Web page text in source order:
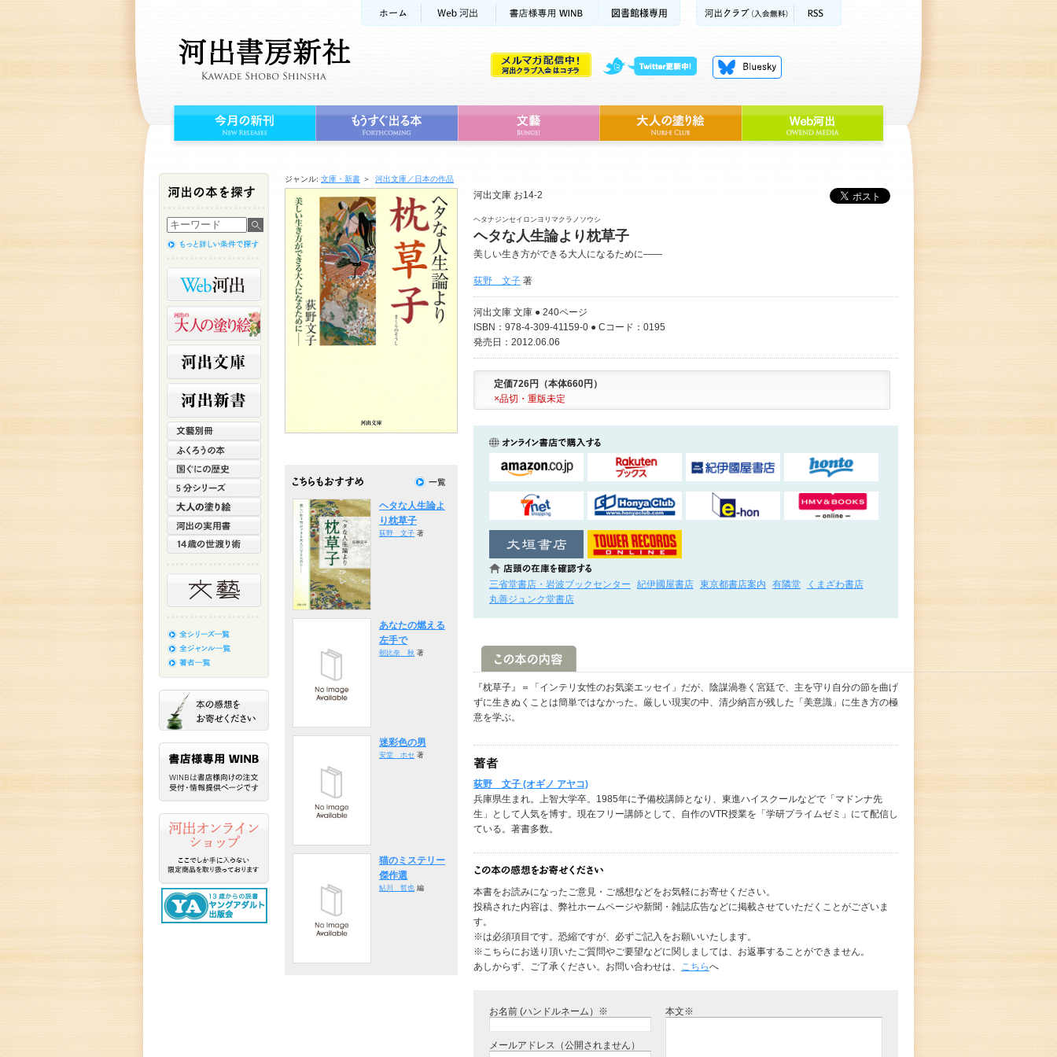
ジャンル: 文庫・新書 ＞ 河出文庫／日本の作品
河出文庫 お14-2
ヘタナジンセイロンヨリマクラノソウシ
ヘタな人生論より枕草子
美しい生き方ができる大人になるために――
荻野 文子 著
河出文庫 文庫 ● 240ページ
ISBN：978-4-309-41159-0 ● Cコード：0195
発売日：2012.06.06
定価726円（本体660円）
×品切・重版未定
三省堂書店・岩波ブックセンター 紀伊國屋書店 東京都書店案内 有隣堂
くまざわ書店
丸善ジュンク堂書店
『枕草子』＝「インテリ女性のお気楽エッセイ」だが、陰謀渦巻く宮廷で、主を守り自分の節を曲げ
ずに生きぬくことは簡単ではなかった。厳しい現実の中、清少納言が残した「美意識」に生き方の極
意を学ぶ。
荻野 文子 (オギノ アヤコ)
兵庫県生まれ。上智大学卒。1985年に予備校講師となり、東進ハイスクールなどで「マドンナ先
生」として人気を博す。現在フリー講師として、自作のVTR授業を「学研プライムゼミ」にて配信し
ている。著書多数。
本書をお読みになったご意見・ご感想などをお気軽にお寄せください。
投稿された内容は、弊社ホームページや新聞・雑誌広告などに掲載させていただくことがございま
す。
※は必須項目です。恐縮ですが、必ずご記入をお願いいたします。
※こちらにお送り頂いたご質問やご要望などに関しましては、お返事することができません。
あしからず、ご了承ください。お問い合わせは、 こちらへ
お名前 (ハンドルネーム）※
メールアドレス（公開されません）
本文※
ヘタな人生論よ
り枕草子
荻野 文子 著
あなたの燃える
左手で
朝比奈 秋 著
迷彩色の男
安堂 ホセ 著
猫のミステリー
傑作選
鮎川 哲也 編